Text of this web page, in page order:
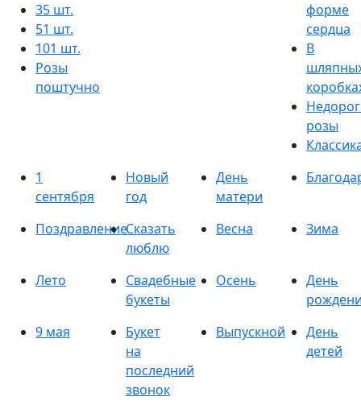
35 шт.
51 шт.
101 шт.
Розы
поштучно
форме
сердца
В
розы
1
сентября
Новый
год
День
матери
ПоздравлениеСказать
люблю
Весна Зима
Лето
Свадебные
букеты
Осень
День
9 мая
Букет
на
последний
звонок
Выпускной
День
детей